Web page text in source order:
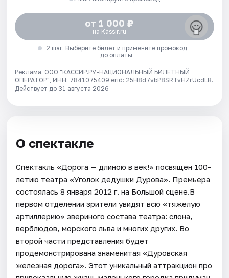
от 1 000 ₽
на Kassir.ru
2 шаг. Выберите билет и примените промокод
до оплаты
Реклама. ООО "КАССИР.РУ-НАЦИОНАЛЬНЫЙ БИЛЕТНЫЙ
ОПЕРАТОР", ИНН: 7841075409 erid: 25H8d7vbP8SRTvHZrUcdLB.
Действует до 31 августа 2026
О спектакле
Спектакль «Дорога — длиною в век!» посвящен 100-
летию театра «Уголок дедушки Дурова». Премьера
состоялась 8 января 2012 г. на Большой сцене.В
первом отделении зрители увидят всю «тяжелую
артиллерию» звериного состава театра: слона,
верблюдов, морского льва и многих других. Во
второй части представления будет
продемонстрирована знаменитая «Дуровская
железная дорога». Этот уникальный аттракцион про